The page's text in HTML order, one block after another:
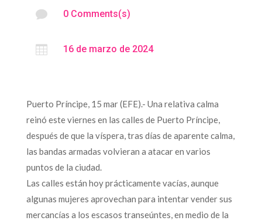
 0 Comments(s)
 16 de marzo de 2024
Puerto Príncipe, 15 mar (EFE).- Una relativa calma
reinó este viernes en las calles de Puerto Príncipe,
después de que la víspera, tras días de aparente calma,
las bandas armadas volvieran a atacar en varios
puntos de la ciudad.
Las calles están hoy prácticamente vacías, aunque
algunas mujeres aprovechan para intentar vender sus
mercancías a los escasos transeúntes, en medio de la